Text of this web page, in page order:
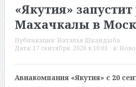
«Якутия»
Махачкалы в
Публикация: Наталья Шкандыба
Дата: 17 сентября, 2020 в 10:01 в:
Авиакомпания «Якутия» с 20